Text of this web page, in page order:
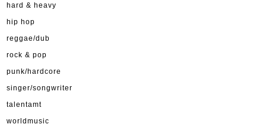
hard & heavy
hip hop
reggae/dub
rock & pop
punk/hardcore
singer/songwriter
talentamt
worldmusic